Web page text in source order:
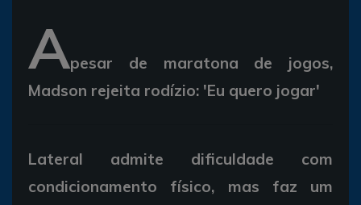
Apesar de maratona de jogos,
Madson rejeita rodízio: 'Eu quero jogar'
Lateral admite dificuldade com
condicionamento físico, mas faz um